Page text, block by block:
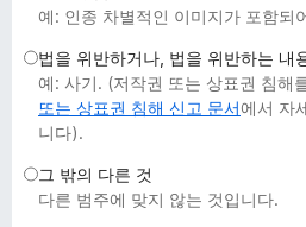
예: 인종 차별적인 이미지가 포함되
법을 위반하거나, 법을 위반하는 내
예: 사기. (저작권 또는 상표권 침해
또는 상표권 침해 신고 문서에서 자
니다).
그 밖의 다른 것
다른 범주에 맞지 않는 것입니다.